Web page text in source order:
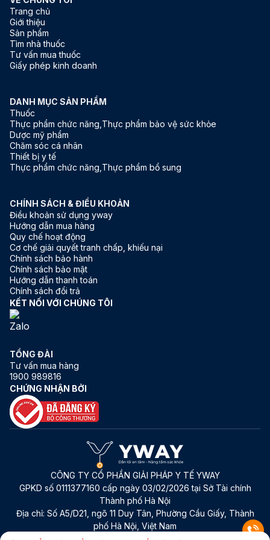
Trang chủ
Giới thiệu
Sản phẩm
Tìm nhà thuốc
Tư vấn mua thuốc
Giấy phép kinh doanh
DANH MỤC SẢN PHẨM
Thuốc
Thực phẩm chức năng,Thực phẩm bảo vệ sức khỏe
Dược mỹ phẩm
Chăm sóc cá nhân
Thiết bị y tế
Thực phẩm chức năng,Thực phẩm bổ sung
CHÍNH SÁCH & ĐIỀU KHOẢN
Điều khoản sử dụng yway
Hướng dẫn mua hàng
Quy chế hoạt động
Cơ chế giải quyết tranh chấp, khiếu nại
Chính sách bảo hành
Chính sách bảo mật
Hướng dẫn thanh toán
Chính sách đổi trả
KẾT NỐI VỚI CHÚNG TÔI
TỔNG ĐÀI
Tư vấn mua hàng
1900 989816
CHỨNG NHẬN BỞI
CÔNG TY CỔ PHẦN GIẢI PHÁP Y TẾ YWAY
GPKD số 0111377160 cấp ngày 03/02/2026 tại Sở Tài chính
Thành phố Hà Nội
Địa chỉ: Số A5/D21, ngõ 11 Duy Tân, Phường Cầu Giấy, Thành
phố Hà Nội, Việt Nam